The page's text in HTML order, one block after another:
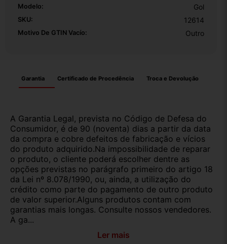
Modelo: Gol
SKU: 12614
Motivo De GTIN Vacío: Outro
Garantia Certificado de Procedência Troca e Devolução
A Garantia Legal, prevista no Código de Defesa do
Consumidor, é de 90 (noventa) dias a partir da data
da compra e cobre defeitos de fabricação e vícios
do produto adquirido.Na impossibilidade de reparar
o produto, o cliente poderá escolher dentre as
opções previstas no parágrafo primeiro do artigo 18
da Lei nº 8.078/1990, ou, ainda, a utilização do
crédito como parte do pagamento de outro produto
de valor superior.Alguns produtos contam com
garantias mais longas. Consulte nossos vendedores.
A ga...
Ler mais